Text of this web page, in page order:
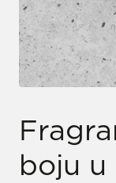
boju u